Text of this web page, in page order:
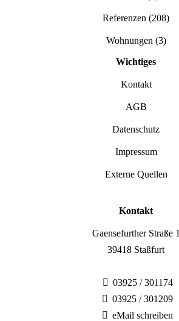
Referenzen (208)
Wohnungen (3)
Wichtiges
Kontakt
AGB
Datenschutz
Impressum
Externe Quellen
Kontakt
Gaensefurther Straße 1
39418 Staßfurt
03925 / 301174
03925 / 301209
eMail schreiben